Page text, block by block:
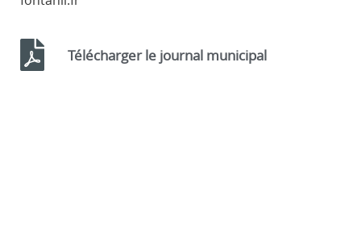
Télécharger le journal municipal